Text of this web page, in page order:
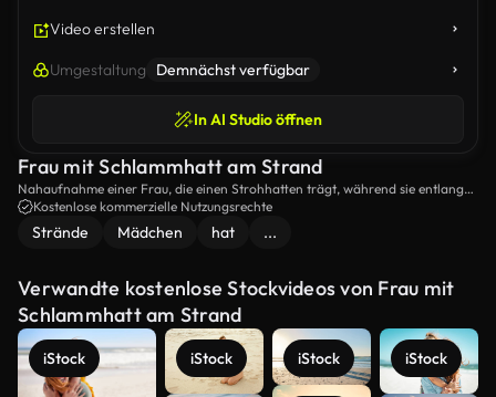
Video erstellen
Umgestaltung Demnächst verfügbar
In AI Studio öffnen
Frau mit Schlammhatt am Strand
Nahaufnahme einer Frau, die einen Strohhatten trägt, während sie entlang
des Strandes geht.
Kostenlose kommerzielle Nutzungsrechte
Strände Mädchen hat ...
Verwandte kostenlose Stockvideos von Frau mit
Schlammhatt am Strand
iStock iStock iStock iStock